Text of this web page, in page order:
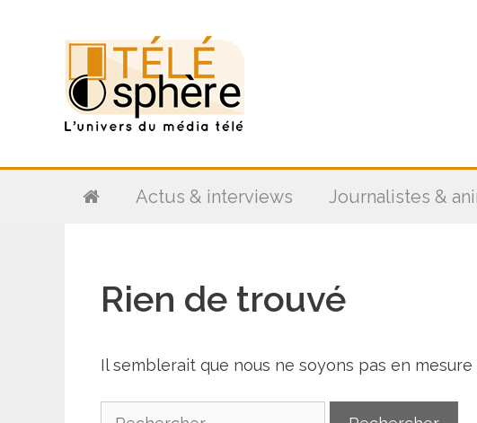
Actus & interviews Journalistes &
Rien de trouvé
Il semblerait que nous ne soyons pas en
Rechercher :